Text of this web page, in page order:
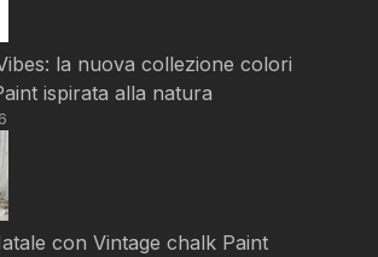
la nuova collezione colori
ispirata alla natura
con Vintage chalk Paint